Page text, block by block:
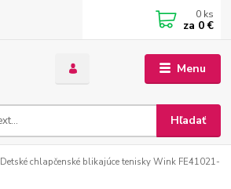
Menu
Hľadať
0 ks
za 0 €
Detské chlapčenské blikajúce tenisky Wink FE41021-